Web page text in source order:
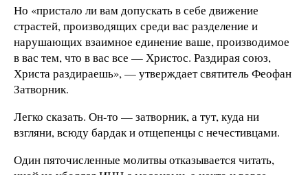
Но «пристало ли вам допускать в себе движение
страстей, производящих среди вас разделение и
нарушающих взаимное единение ваше, производимое
в вас тем, что в вас все — Христос. Раздирая союз,
Христа раздираешь», — утверждает святитель Феофан
Затворник.
Легко сказать. Он-то — затворник, а тут, куда ни
взгляни, всюду бардак и отщепенцы с нечестивцами.
Один пяточисленные молитвы отказывается читать,